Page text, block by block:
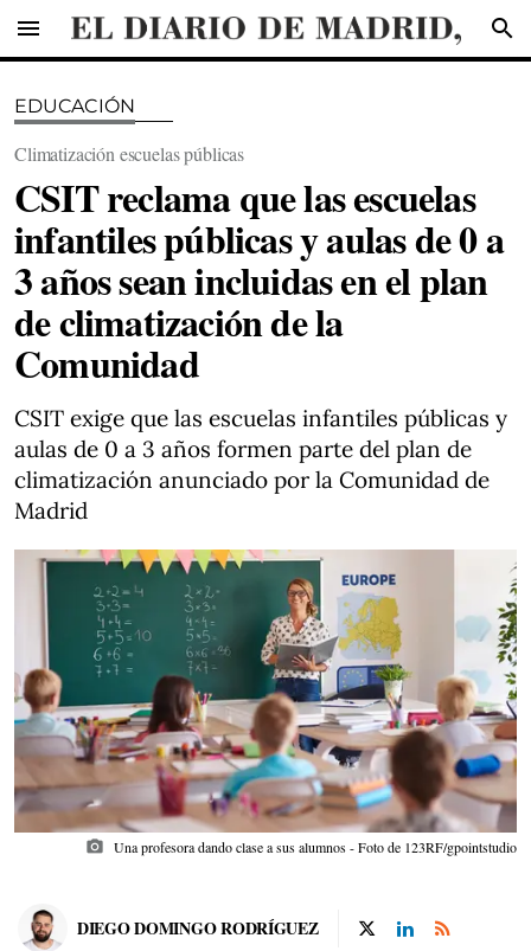
menu search
EDUCACIÓN
Climatización escuelas públicas
CSIT reclama que las escuelas
infantiles públicas y aulas de 0 a
3 años sean incluidas en el plan
de climatización de la
Comunidad
CSIT exige que las escuelas infantiles públicas y
aulas de 0 a 3 años formen parte del plan de
climatización anunciado por la Comunidad de
Madrid
photo_camera Una profesora dando clase a sus alumnos - Foto de 123RF/gpointstudio
DIEGO DOMINGO RODRÍGUEZ